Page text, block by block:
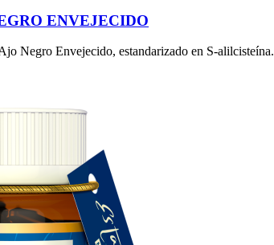
ENVEJECIDO
Negro Envejecido, estandarizado en S-alilcisteína.